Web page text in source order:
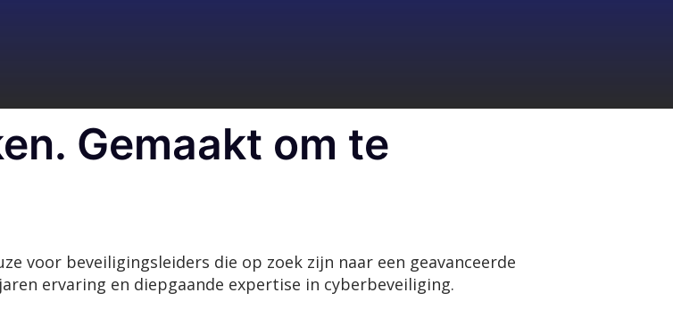
Gemaakt om te
voor beveiligingsleiders die op zoek zijn naar een geavanceerde
ervaring en diepgaande expertise in cyberbeveiliging.